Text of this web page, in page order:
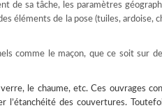
de sa tâche, les paramètres
éléments de la pose (tuiles, ardoise,
comme le maçon, que ce soit sur
le chaume, etc. Ces ouvrages
des couvertures.